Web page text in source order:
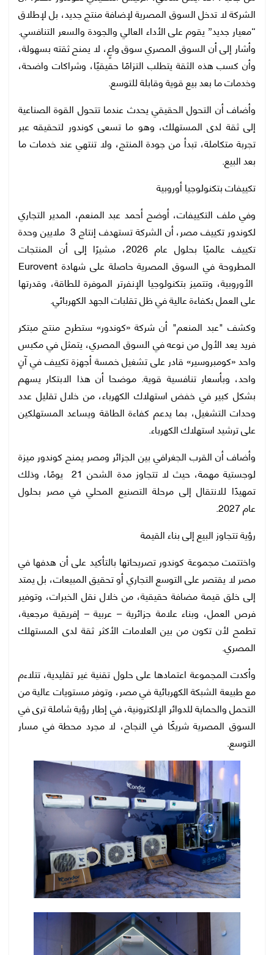
الشركة لا تدخل السوق المصرية لإضافة منتج جديد، بل لإطلاق
“معيار جديد” يقوم على الأداء العالي والجودة والسعر التنافسي.
وأشار إلى أن السوق المصري سوق واعٍ، لا يمنح ثقته بسهولة،
وأن كسب هذه الثقة يتطلب التزامًا حقيقيًا، وشراكات واضحة،
وخدمات ما بعد بيع قوية وقابلة للتوسع.
وأضاف أن التحول الحقيقي يحدث عندما تتحول القوة الصناعية
إلى ثقة لدى المستهلك، وهو ما تسعى كوندور لتحقيقه عبر
تجربة متكاملة، تبدأ من جودة المنتج، ولا تنتهي عند خدمات ما
بعد البيع.
تكييفات بتكنولوجيا أوروبية
وفي ملف التكييفات، أوضح أحمد عبد المنعم، المدير التجاري
لكوندور تكييف مصر، أن الشركة تستهدف إنتاج 3 ملايين وحدة
تكييف عالميًا بحلول عام 2026، مشيرًا إلى أن المنتجات
المطروحة في السوق المصرية حاصلة على شهادة Eurovent
الأوروبية، وتتميز بتكنولوجيا الإنفرتر الموفرة للطاقة، وقدرتها
على العمل بكفاءة عالية في ظل تقلبات الجهد الكهربائي.
وكشف "عبد المنعم" أن شركة «كوندور» ستطرح منتج مبتكر
فريد يعد الأول من نوعه في السوق المصري، يتمثل في مكبس
واحد «كومبروسير» قادر على تشغيل خمسة أجهزة تكييف في آنٍ
واحد، وبأسعار تنافسية قوية. موضحا أن هذا الابتكار يسهم
بشكل كبير في خفض استهلاك الكهرباء، من خلال تقليل عدد
وحدات التشغيل، بما يدعم كفاءة الطاقة ويساعد المستهلكين
على ترشيد استهلاك الكهرباء.
وأضاف أن القرب الجغرافي بين الجزائر ومصر يمنح كوندور ميزة
لوجستية مهمة، حيث لا تتجاوز مدة الشحن 21 يومًا، وذلك
تمهيدًا للانتقال إلى مرحلة التصنيع المحلي في مصر بحلول
عام 2027.
رؤية تتجاوز البيع إلى بناء القيمة
واختتمت مجموعة كوندور تصريحاتها بالتأكيد على أن هدفها في
مصر لا يقتصر على التوسع التجاري أو تحقيق المبيعات، بل يمتد
إلى خلق قيمة مضافة حقيقية، من خلال نقل الخبرات، وتوفير
فرص العمل، وبناء علامة جزائرية – عربية – إفريقية مرجعية،
تطمح لأن تكون من بين العلامات الأكثر ثقة لدى المستهلك
المصري.
وأكدت المجموعة اعتمادها على حلول تقنية غير تقليدية، تتلاءم
مع طبيعة الشبكة الكهربائية في مصر، وتوفر مستويات عالية من
التحمل والحماية للدوائر الإلكترونية، في إطار رؤية شاملة ترى في
السوق المصرية شريكًا في النجاح، لا مجرد محطة في مسار
التوسع.